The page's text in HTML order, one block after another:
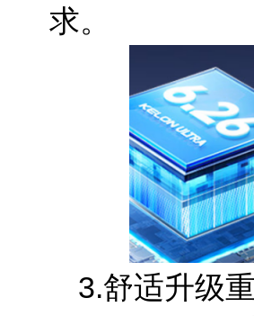
求。
3.舒适升级